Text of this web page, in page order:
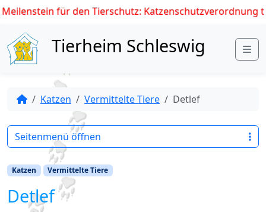
für den Tierschutz: Katzenschutzverordnung
Skip to content
Tierheim Schleswig
Katzen Vermittelte Tiere Detlef
Katzen Vermittelte Tiere
Detlef
Seitenmenü öffnen